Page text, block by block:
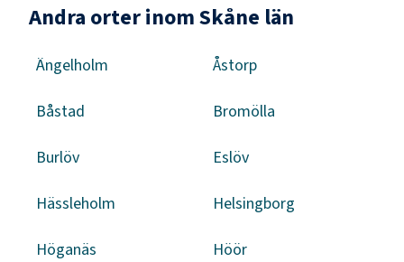
Andra orter inom Skåne län
Ängelholm Åstorp
Båstad Bromölla
Burlöv Eslöv
Hässleholm Helsingborg
Höganäs Höör